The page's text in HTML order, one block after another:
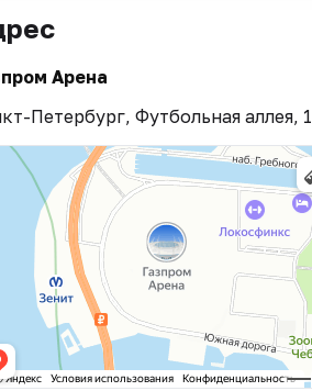
Арена
Петербург, Футбольная аллея, 1